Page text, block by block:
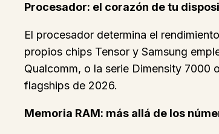
Procesador: el corazón de tu
El procesador determina el
propios chips Tensor y Samsung
Qualcomm, o la serie Dimensity 7000
flagships de 2026.
Memoria RAM: más allá de los